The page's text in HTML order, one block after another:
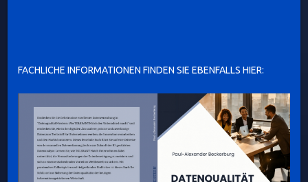
FACHLICHE INFORMATIONEN FINDEN SIE EBENFALLS HIER: